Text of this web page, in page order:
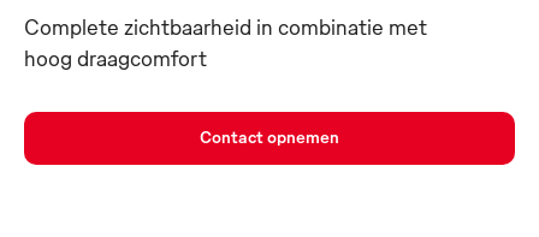
Complete zichtbaarheid in combinatie met
hoog draagcomfort
Contact opnemen